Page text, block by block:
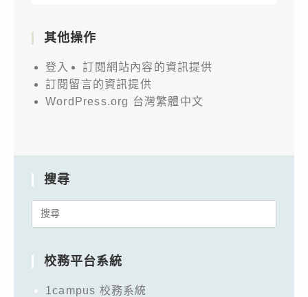
其他操作
登入
訂閱網站內容的資訊提供
訂閱留言的資訊提供
WordPress.org 台灣繁體中文
搜尋
Search
校務平台系統
1campus 校務系統